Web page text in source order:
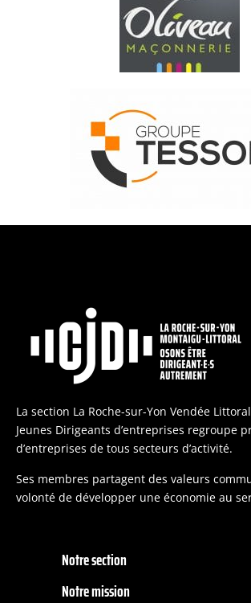
La section La Roche-sur-Yon Vendée
Jeunes Dirigeants d’entreprises regroupe
d’entreprises de tous secteurs d’activité.
Ses membres partagent des valeurs
volonté de développer une économie au
Notre section
Notre mission